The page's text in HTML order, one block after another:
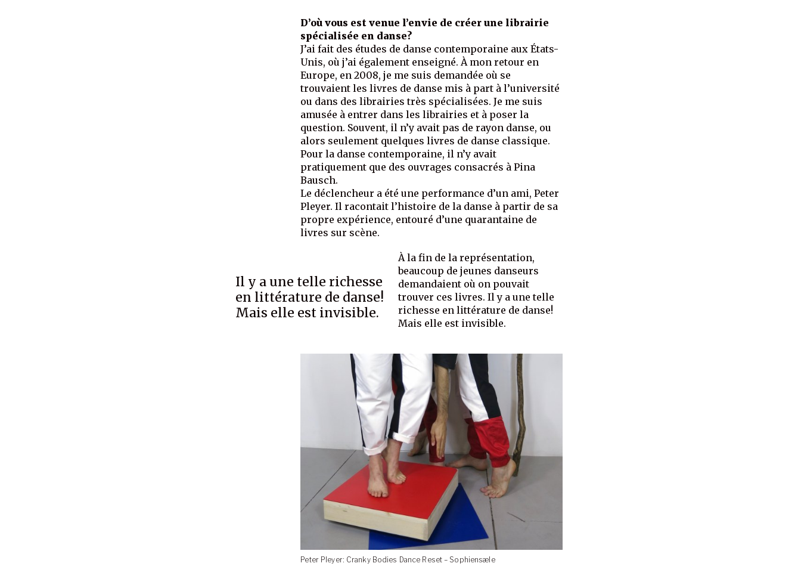
D’où vous est venue l’envie de créer une librairie
spécialisée en danse?
J’ai fait des études de danse contemporaine aux États-
Unis, où j’ai également enseigné. À mon retour en
Europe, en 2008, je me suis demandée où se
trouvaient les livres de danse mis à part à l’université
ou dans des librairies très spécialisées. Je me suis
amusée à entrer dans les librairies et à poser la
question. Souvent, il n’y avait pas de rayon danse, ou
alors seulement quelques livres de danse classique.
Pour la danse contemporaine, il n’y avait
pratiquement que des ouvrages consacrés à Pina
Bausch.
Le déclencheur a été une performance d’un ami, Peter
Pleyer. Il racontait l’histoire de la danse à partir de sa
propre expérience, entouré d’une quarantaine de
livres sur scène.
Il y a une telle richesse
en littérature de danse!
Mais elle est invisible.
À la fin de la représentation,
beaucoup de jeunes danseurs
demandaient où on pouvait
trouver ces livres. Il y a une telle
richesse en littérature de danse!
Mais elle est invisible.
Peter Pleyer: Cranky Bodies Dance Reset – Sophiensæle